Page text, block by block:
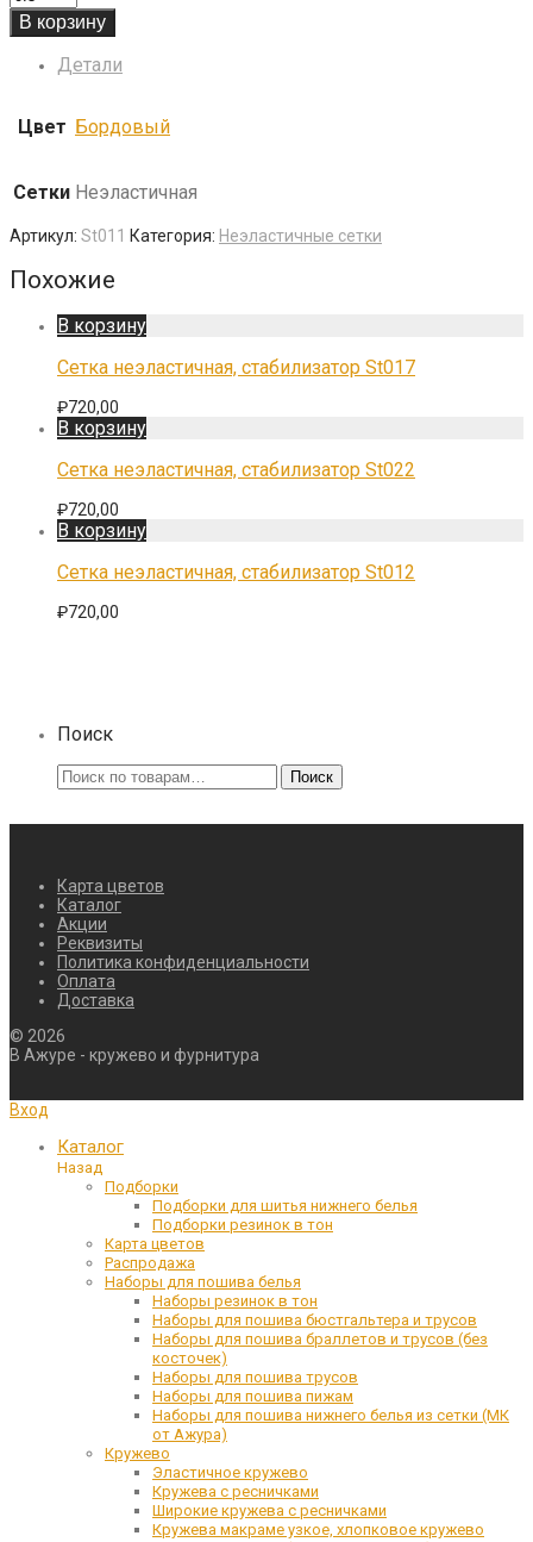
В корзину
Детали
Цвет Бордовый
Сетки Неэластичная
Артикул: St011 Категория: Неэластичные сетки
Похожие
В корзину
Сетка неэластичная, стабилизатор St017
₽720,00
В корзину
Сетка неэластичная, стабилизатор St022
₽720,00
В корзину
Сетка неэластичная, стабилизатор St012
₽720,00
Поиск
Искать: Поиск
Карта цветов
Каталог
Акции
Реквизиты
Политика конфиденциальности
Оплата
Доставка
© 2026
В Ажуре - кружево и фурнитура
Вход
Каталог
Назад
Подборки
Подборки для шитья нижнего белья
Подборки резинок в тон
Карта цветов
Распродажа
Наборы для пошива белья
Наборы резинок в тон
Наборы для пошива бюстгальтера и трусов
Наборы для пошива браллетов и трусов (без
косточек)
Наборы для пошива трусов
Наборы для пошива пижам
Наборы для пошива нижнего белья из сетки (МК
от Ажура)
Кружево
Эластичное кружево
Кружева с ресничками
Широкие кружева с ресничками
Кружева макраме узкое, хлопковое кружево